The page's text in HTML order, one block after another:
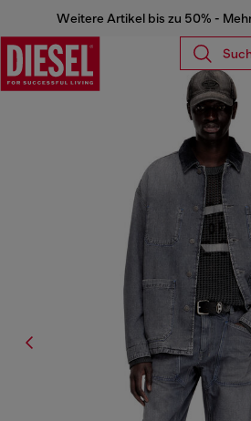
Weitere Artikel bis zu 50% -